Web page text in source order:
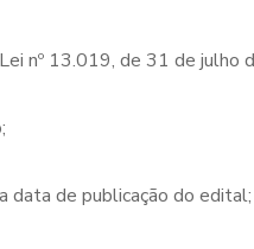
nº 13.019, de 31 de julho
data de publicação do edital;